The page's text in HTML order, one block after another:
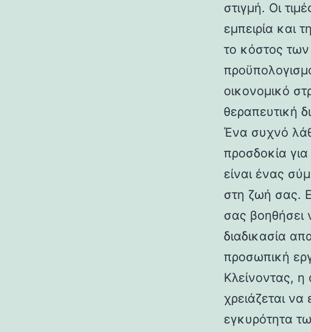
στιγμή. Οι
εμπειρία και
το κόστος των
οικονομικό
θεραπευτική
Ένα συχνό
προσδοκία
είναι ένας
στη ζωή σας.
σας βοηθήσει
διαδικασία
προσωπική
Κλείνοντας,
χρειάζεται να
εγκυρότητα